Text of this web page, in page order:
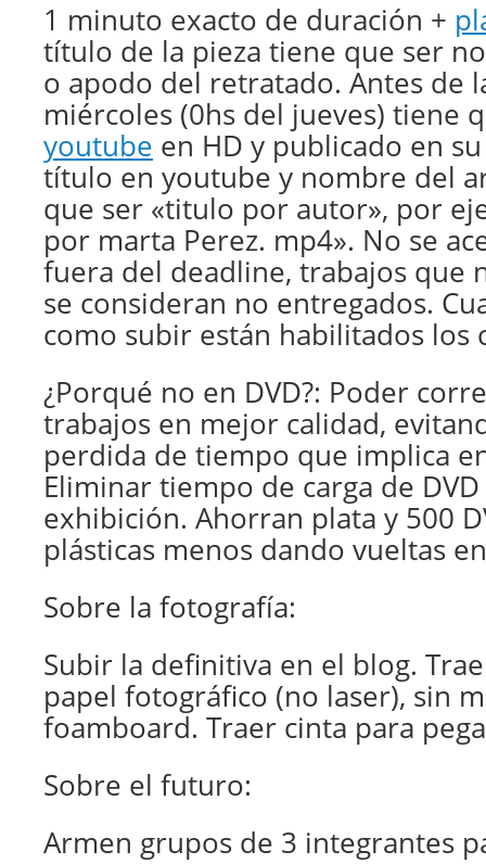
1 minuto exacto de duración +
título de la pieza tiene que ser
o apodo del retratado. Antes de
miércoles (0hs del jueves) tiene
youtube en HD y publicado en
título en youtube y nombre del
que ser «titulo por autor», por
por marta Perez. mp4». No se
fuera del deadline, trabajos que
se consideran no entregados.
como subir están habilitados los
¿Porqué no en DVD?: Poder
trabajos en mejor calidad,
perdida de tiempo que implica
Eliminar tiempo de carga de
exhibición. Ahorran plata y 500
plásticas menos dando vueltas
Sobre la fotografía:
Subir la definitiva en el blog.
papel fotográfico (no laser), sin
foamboard. Traer cinta para
Sobre el futuro:
Armen grupos de 3 integrantes